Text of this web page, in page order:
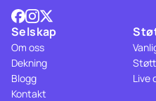
Selskap
Om oss
Dekning
Blogg
Kontakt
Live